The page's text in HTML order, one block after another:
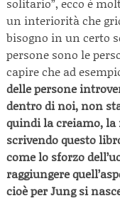
un interiorità che
bisogno in un certo
persone sono le
capire che ad
delle persone
dentro di noi, non
quindi la creiamo, la
scrivendo questo
come lo sforzo
raggiungere
cioè per Jung si